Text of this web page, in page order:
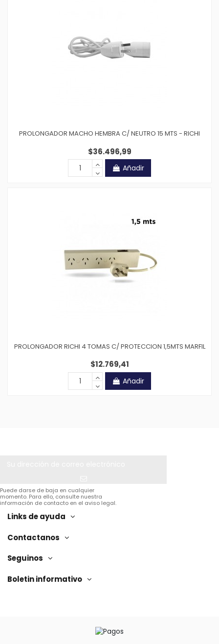
PROLONGADOR MACHO HEMBRA C/ NEUTRO 15 MTS - RICHI
$36.496,99
Añadir
PROLONGADOR RICHI 4 TOMAS C/ PROTECCION 1,5MTS MARFIL
$12.769,41
Añadir
Puede darse de baja en cualquier
momento. Para ello, consulte nuestra
información de contacto en el aviso legal.
Links de ayuda
Contactanos
Seguinos
Boletin informativo